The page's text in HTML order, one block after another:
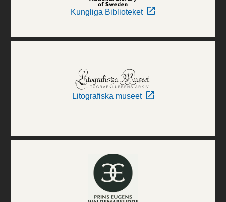
Kungliga Biblioteket
Litografiska museet